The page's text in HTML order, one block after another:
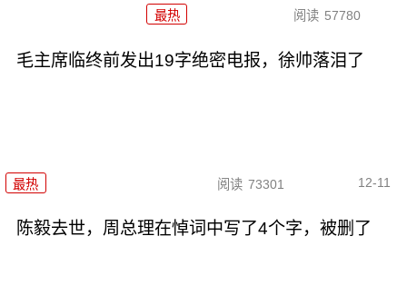
最热 阅读 57780
毛主席临终前发出19字绝密电报，徐帅落泪了
最热 阅读 73301 12-11
陈毅去世，周总理在悼词中写了4个字，被删了